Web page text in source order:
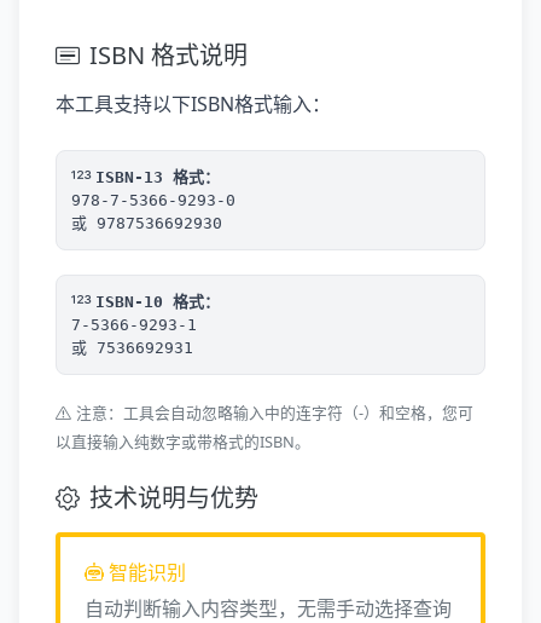
ISBN 格式说明
本工具支持以下ISBN格式输入：
ISBN-13 格式：
978-7-5366-9293-0
或 9787536692930
ISBN-10 格式：
7-5366-9293-1
或 7536692931
注意：工具会自动忽略输入中的连字符（-）和空格，您可
以直接输入纯数字或带格式的ISBN。
技术说明与优势
智能识别
自动判断输入内容类型，无需手动选择查询